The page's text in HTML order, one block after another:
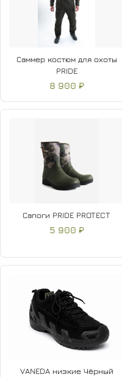
Саммер костюм для охоты
PRIDE
8 900 ₽
Сапоги PRIDE PROTECT
5 900 ₽
VANEDA низкие Чёрный